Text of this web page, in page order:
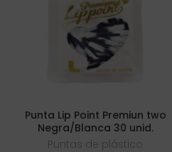
Punta Lip Point Premiun two
Negra/Blanca 30 unid.
Puntas de plástico